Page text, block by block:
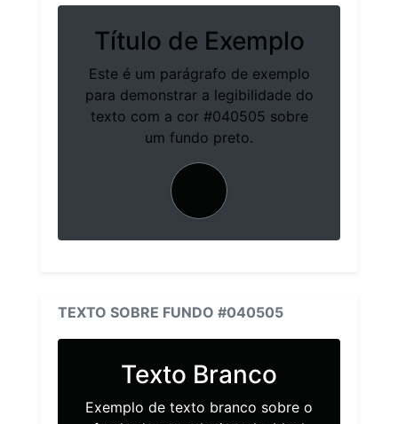
Título de Exemplo
Este é um parágrafo de exemplo
para demonstrar a legibilidade do
texto com a cor #040505 sobre
um fundo preto.
TEXTO SOBRE FUNDO #040505
Texto Branco
Exemplo de texto branco sobre o